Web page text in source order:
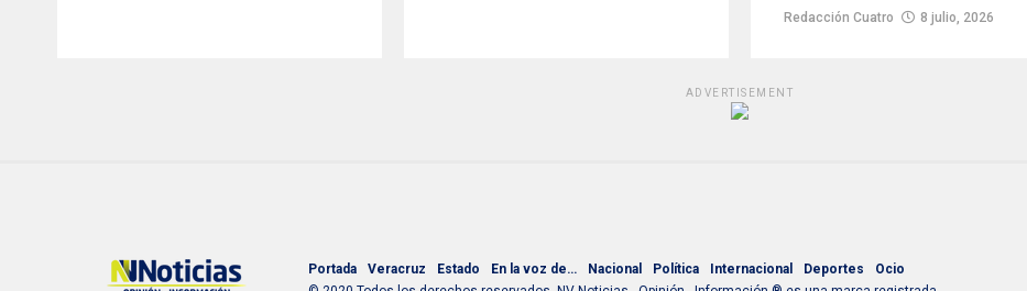
Redacción Cuatro 8 julio, 2026
ADVERTISEMENT
Portada Veracruz Estado En la voz de… Nacional Política Internacional Deportes
Ocio